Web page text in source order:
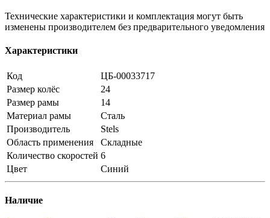
Технические характеристики и комплектация могут быть
изменены производителем без предварительного уведомления
Характеристики
Код
ЦБ-00033717
Размер колёс
24
Размер рамы
14
Материал рамы
Сталь
Производитель
Stels
Область применения
Складные
Количество скоростей 6
Цвет
Синий
Наличие